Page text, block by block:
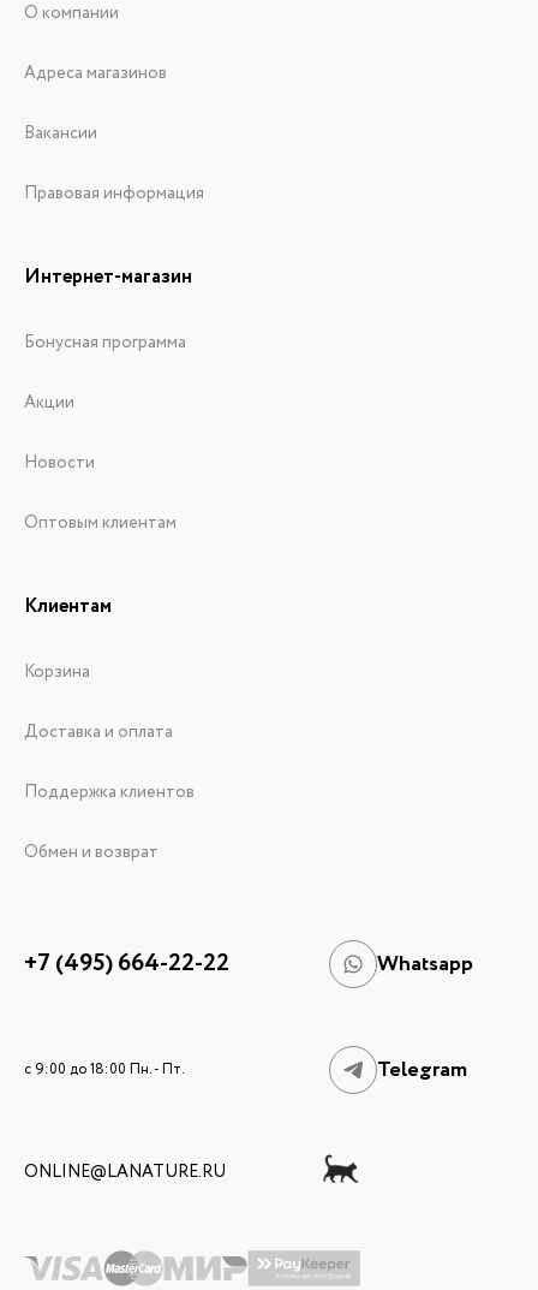
О компании
Адреса магазинов
Вакансии
Правовая информация
Интернет-магазин
Бонусная программа
Акции
Новости
Оптовым клиентам
Клиентам
Корзина
Доставка и оплата
Поддержка клиентов
Обмен и возврат
+7 (495) 664-22-22 Whatsapp
c 9:00 до 18:00 Пн. - Пт. Telegram
ONLINE@LANATURE.RU